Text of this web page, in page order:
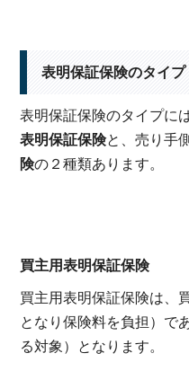
表明保証保険のタイプ
表明保証保険のタイプに
表明保証保険と、売り手
険の２種類あります。
買主用表明保証保険
買主用表明保証保険は、
となり保険料を負担）で
る対象）となります。